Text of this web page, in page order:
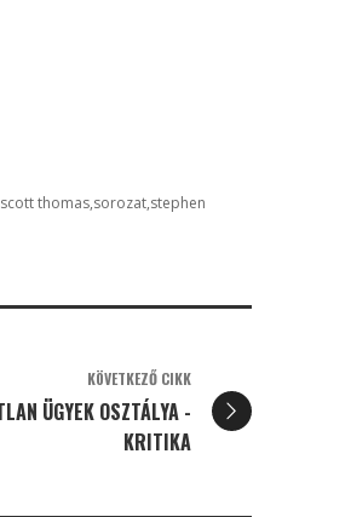
thomas sorozat stephen
KÖVETKEZŐ CIKK
ÜGYEK OSZTÁLYA -
KRITIKA